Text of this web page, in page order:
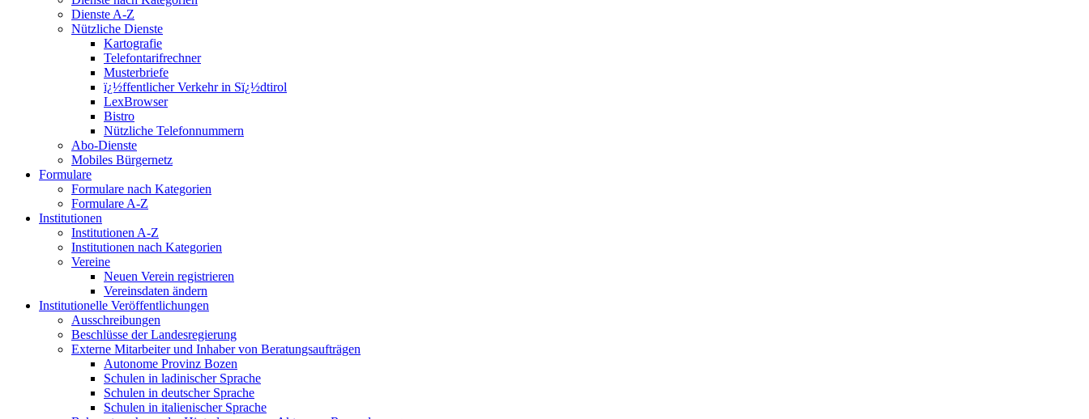
Dienste A-Z
Nützliche Dienste
Kartografie
Telefontarifrechner
Musterbriefe
ï¿½ffentlicher Verkehr in Sï¿½dtirol
LexBrowser
Bistro
Nützliche Telefonnummern
Abo-Dienste
Mobiles Bürgernetz
Formulare
Formulare nach Kategorien
Formulare A-Z
Institutionen
Institutionen A-Z
Institutionen nach Kategorien
Vereine
Neuen Verein registrieren
Vereinsdaten ändern
Institutionelle Veröffentlichungen
Ausschreibungen
Beschlüsse der Landesregierung
Externe Mitarbeiter und Inhaber von Beratungsaufträgen
Autonome Provinz Bozen
Schulen in ladinischer Sprache
Schulen in deutscher Sprache
Schulen in italienischer Sprache